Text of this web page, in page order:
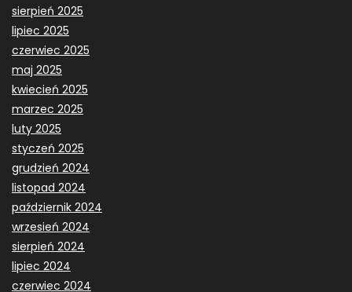
sierpień 2025
lipiec 2025
czerwiec 2025
maj 2025
kwiecień 2025
marzec 2025
luty 2025
styczeń 2025
grudzień 2024
listopad 2024
październik 2024
wrzesień 2024
sierpień 2024
lipiec 2024
czerwiec 2024